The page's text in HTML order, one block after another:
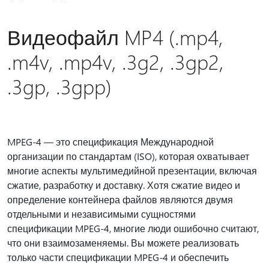
Видеофайл MP4 (.mp4,
.m4v, .mp4v, .3g2, .3gp2,
.3gp, .3gpp)
MPEG-4 — это спецификация Международной
организации по стандартам (ISO), которая охватывает
многие аспекты мультимедийной презентации, включая
сжатие, разработку и доставку. Хотя сжатие видео и
определение контейнера файлов являются двумя
отдельными и независимыми сущностями
спецификации MPEG-4, многие люди ошибочно считают,
что они взаимозаменяемы. Вы можете реализовать
только части спецификации MPEG-4 и обеспечить